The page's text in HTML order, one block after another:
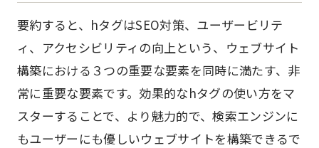
要約すると、hタグはSEO対策、ユーザービリテ
ィ、アクセシビリティの向上という、ウェブサイト
構築における３つの重要な要素を同時に満たす、非
常に重要な要素です。効果的なhタグの使い方をマ
スターすることで、より魅力的で、検索エンジンに
もユーザーにも優しいウェブサイトを構築できるで